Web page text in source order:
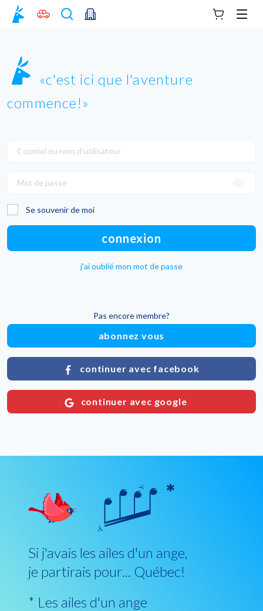
Votre panier
c'est ici que l'aventure
commence!
Se souvenir de moi
connexion
j'ai oublié mon mot de passe
Pas encore membre?
abonnez vous
continuer avec facebook
continuer avec google
Si j'avais les ailes d'un ange,
je partirais pour... Québec!
* Les ailes d'un ange